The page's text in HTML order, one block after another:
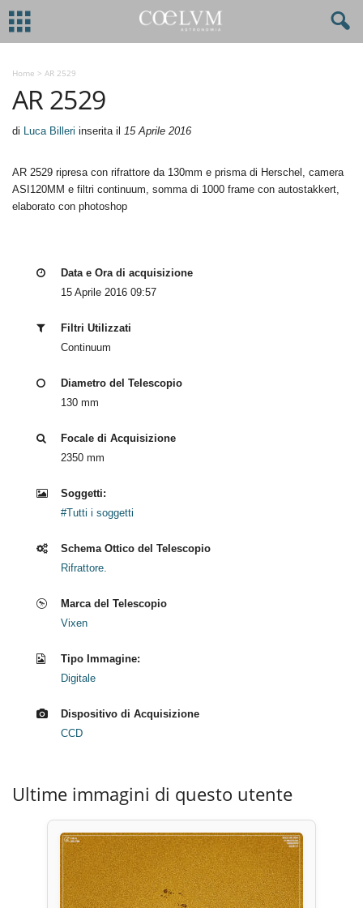
Home > AR 2529
AR 2529
di Luca Billeri inserita il 15 Aprile 2016
AR 2529 ripresa con rifrattore da 130mm e prisma di Herschel, camera
ASI120MM e filtri continuum, somma di 1000 frame con autostakkert,
elaborato con photoshop
Data e Ora di acquisizione
15 Aprile 2016 09:57
Filtri Utilizzati
Continuum
Diametro del Telescopio
130 mm
Focale di Acquisizione
2350 mm
Soggetti:
#Tutti i soggetti
Schema Ottico del Telescopio
Rifrattore.
Marca del Telescopio
Vixen
Tipo Immagine:
Digitale
Dispositivo di Acquisizione
CCD
Ultime immagini di questo utente